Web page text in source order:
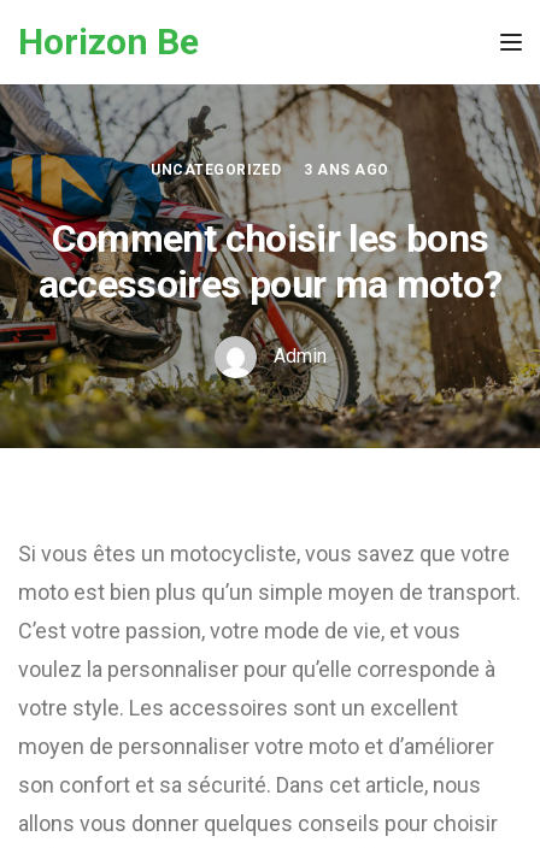
Horizon Be
UNCATEGORIZED 3 ANS AGO
Comment choisir les bons
accessoires pour ma moto?
Admin
Si vous êtes un motocycliste, vous savez que votre
moto est bien plus qu’un simple moyen de transport.
C’est votre passion, votre mode de vie, et vous
voulez la personnaliser pour qu’elle corresponde à
votre style. Les accessoires sont un excellent
moyen de personnaliser votre moto et d’améliorer
son confort et sa sécurité. Dans cet article, nous
allons vous donner quelques conseils pour choisir